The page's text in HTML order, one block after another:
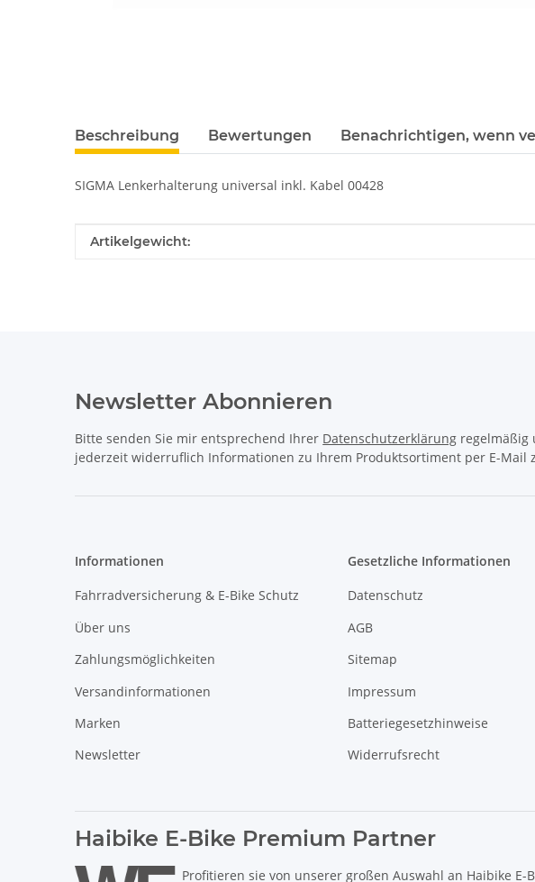
Beschreibung Bewertungen Benachrichtigen, wenn
SIGMA Lenkerhalterung universal inkl. Kabel 00428
Produkteigenschaft
Wert
Artikelgewicht:
Newsletter Abonnieren
Bitte senden Sie mir entsprechend Ihrer Datenschutzerklärung regelmäßig
jederzeit widerruflich Informationen zu Ihrem Produktsortiment per E-Mail
Informationen
Fahrradversicherung & E-Bike Schutz
Über uns
Zahlungsmöglichkeiten
Versandinformationen
Marken
Newsletter
Gesetzliche Informationen
Datenschutz
AGB
Sitemap
Impressum
Batteriegesetzhinweise
Widerrufsrecht
Haibike E-Bike Premium Partner
Profitieren sie von unserer großen Auswahl an Haibike E-